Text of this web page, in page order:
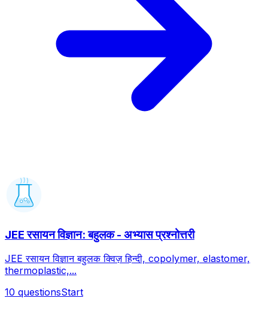
JEE रसायन विज्ञान: बहुलक - अभ्यास प्रश्नोत्तरी
JEE रसायन विज्ञान बहुलक क्विज़ हिन्दी, copolymer, elastomer,
thermoplastic,...
10 questionsStart